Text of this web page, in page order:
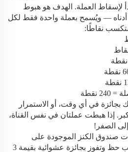
لإسقاط العملة. الهدف هو هبوط
أدناه — ويُسمح بعملة واحدة فقط لكل
نقاطًا:
نقطة
بجائزة في أي وقت، أو الاستمرار
إذا هبطت عملتان في نفس القناة،
إلى الصفر!
صندوق الكنز الموجودة على
الجانبين، فسوف تُفعّل سحب حظ وتفوز بجائزة عشوائية بقيمة 3